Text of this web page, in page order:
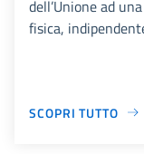
dell’Unione ad
fisica,
SCOPRI TUTTO